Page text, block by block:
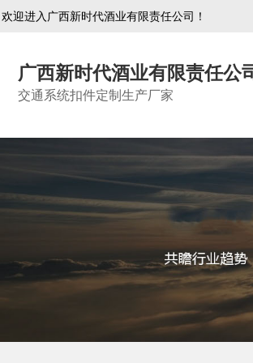
欢迎进入广西新时代酒业有限责任公司！
广西新时代酒业有限责任公
交通系统扣件定制生产厂家